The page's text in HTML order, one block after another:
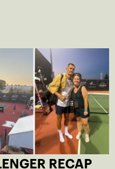
RECAP